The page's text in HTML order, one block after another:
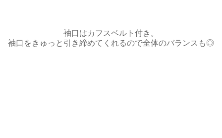
袖口はカフスベルト付き。
袖口をきゅっと引き締めてくれるので全体のバランスも◎